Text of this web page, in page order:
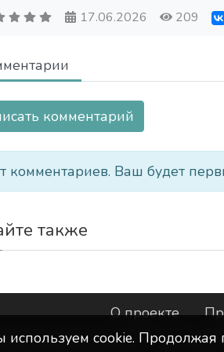
17.06.2026 209
комментарий
комментариев. Ваш будет
также
О проекте
"Интернет-Курск"- Все
сookie. Продолжая